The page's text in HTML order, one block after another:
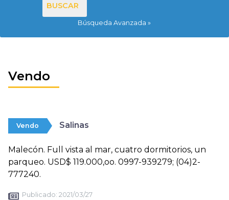
BUSCAR
Búsqueda Avanzada
Vendo
Vendo Salinas
Malecón. Full vista al mar, cuatro dormitorios, un
parqueo. USD$ 119.000,oo. 0997-939279; (04)2-
777240.
Publicado: 2021/03/27